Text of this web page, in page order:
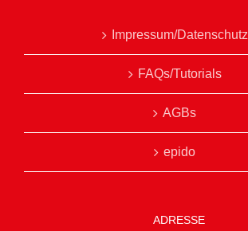
Impressum/Datenschutz
FAQs/Tutorials
AGBs
epido
ADRESSE